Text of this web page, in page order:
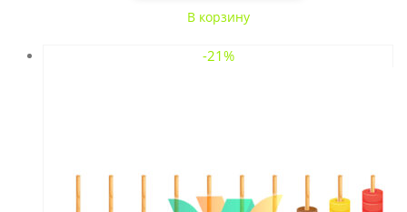
В корзину
-21%